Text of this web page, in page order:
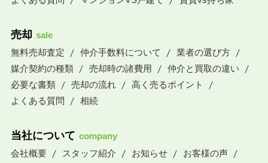
売却 sale
無料売却査定
仲介手数料について
業者の選び方
媒介契約の種類
売却時の諸費用
仲介と買取の違い
必要な書類
売却の流れ
高く売るポイント
よくある質問
相続
当社について company
会社概要
スタッフ紹介 お知らせ
お客様の声